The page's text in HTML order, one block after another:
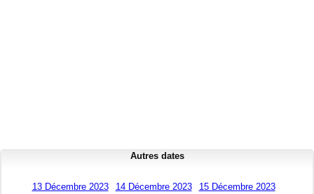
Autres dates
13 Décembre 2023 14 Décembre 2023
15 Décembre 2023